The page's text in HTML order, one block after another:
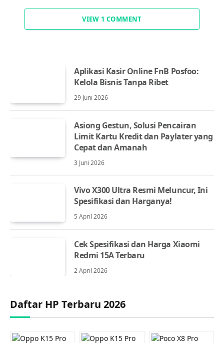
VIEW 1 COMMENT
Aplikasi Kasir Online FnB Posfoo:
Kelola Bisnis Tanpa Ribet
29 Juni 2026
Asiong Gestun, Solusi Pencairan
Limit Kartu Kredit dan Paylater yang
Cepat dan Amanah
3 Juni 2026
Vivo X300 Ultra Resmi Meluncur, Ini
Spesifikasi dan Harganya!
5 April 2026
Cek Spesifikasi dan Harga Xiaomi
Redmi 15A Terbaru
2 April 2026
Daftar HP Terbaru 2026